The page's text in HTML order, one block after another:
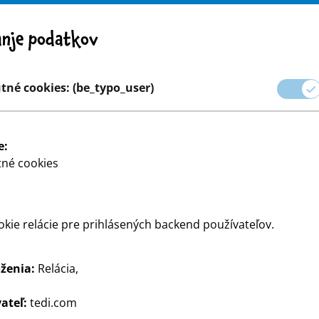
Kariéra
balenie
Loptička s
podatkov
cookies: (be_typo_user)
cookies
relácie pre prihlásených backend používateľov.
Relácia,
tedi.com